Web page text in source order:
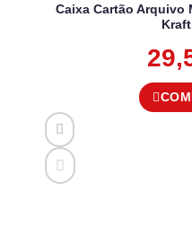
Caixa Cartão Arquivo